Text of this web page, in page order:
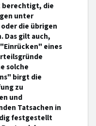
berechtigt, die
unter
die übrigen
Das gilt auch,
eines
solche
birgt die
zu
und
Tatsachen in
festgestellt